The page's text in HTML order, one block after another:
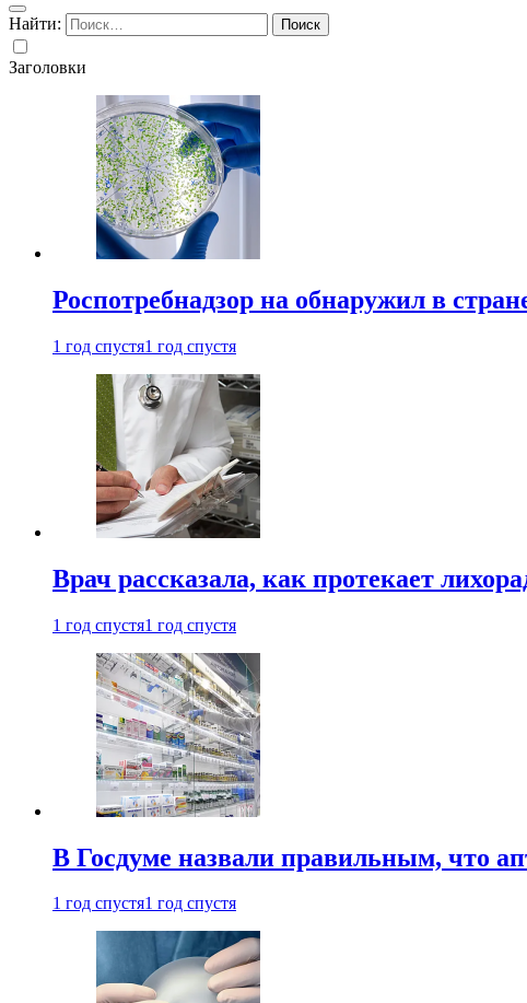
Найти:
Заголовки
Роспотребнадзор на обнаружил в
1 год спустя1 год спустя
Врач рассказала, как протекает
1 год спустя1 год спустя
В Госдуме назвали правильным, что
1 год спустя1 год спустя